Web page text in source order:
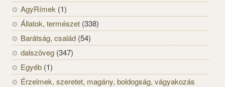
AgyRímek (1)
Állatok, természet (338)
Barátság, család (54)
dalszöveg (347)
Egyéb (1)
Érzelmek, szeretet, magány, boldogság, vágyakozás